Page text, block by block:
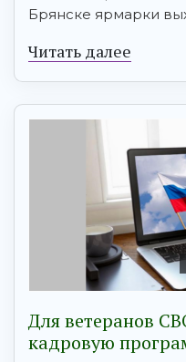
Брянске ярмарки
Читать далее
Для ветеранов
кадровую